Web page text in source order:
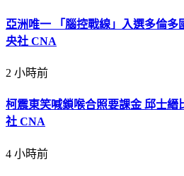
亞洲唯一 「腦控戰線」入選多倫多
央社 CNA
2 小時前
柯震東笑喊鎖喉合照要課金 邱士縉
社 CNA
4 小時前